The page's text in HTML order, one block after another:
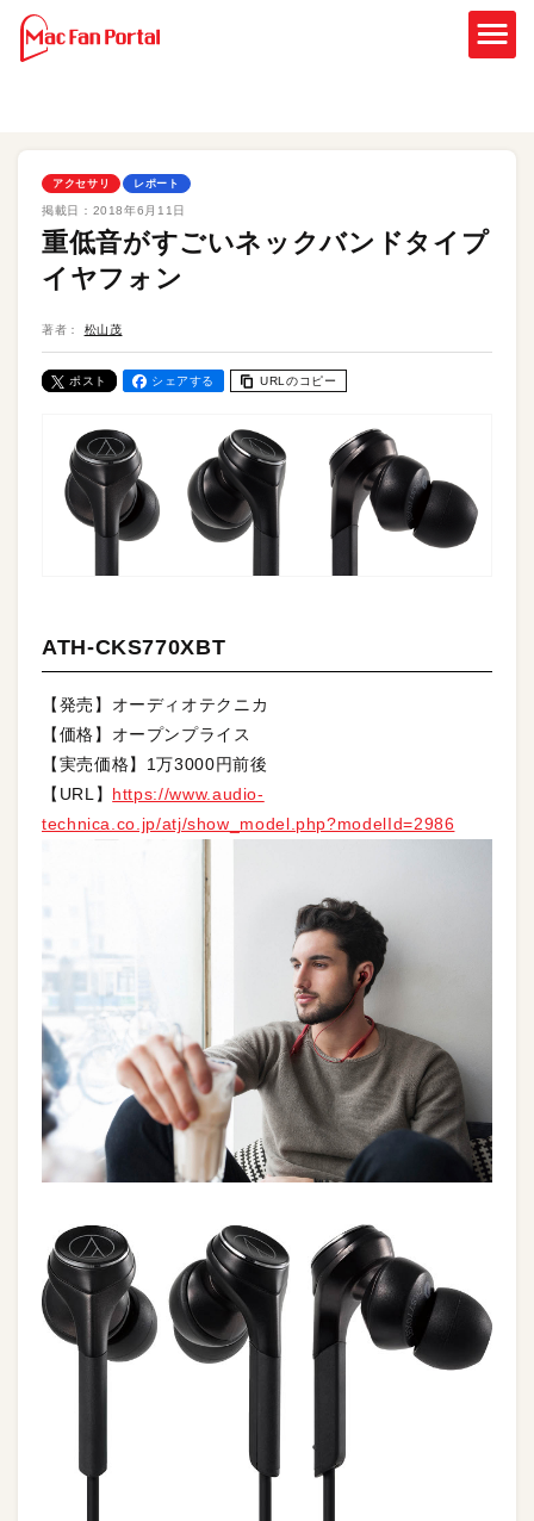
アクセサリ レポート
掲載日： 2018年6月11日
重低音がすごいネックバンドタイプ
イヤフォン
著者： 松山茂
ポスト シェアする URLのコピー
ATH-CKS770XBT
【発売】オーディオテクニカ
【価格】オープンプライス
【実売価格】1万3000円前後
【URL】 https://www.audio-
technica.co.jp/atj/show_model.php?modelId=2986